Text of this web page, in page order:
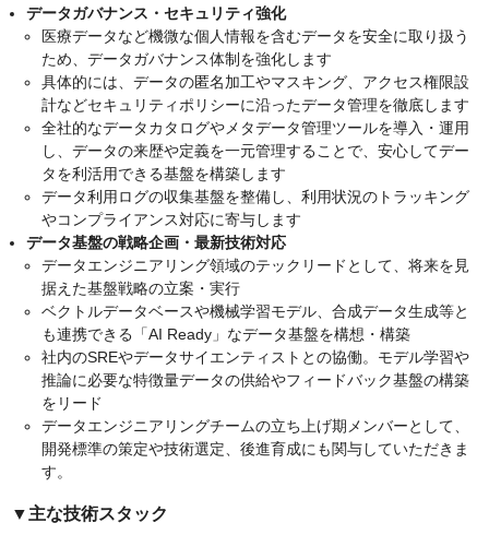
データガバナンス・セキュリティ強化
医療データなど機微な個人情報を含むデータを安全に取り扱う
ため、データガバナンス体制を強化します
具体的には、データの匿名加工やマスキング、アクセス権限設
計などセキュリティポリシーに沿ったデータ管理を徹底します
全社的なデータカタログやメタデータ管理ツールを導入・運用
し、データの来歴や定義を一元管理することで、安心してデー
タを利活用できる基盤を構築します
データ利用ログの収集基盤を整備し、利用状況のトラッキング
やコンプライアンス対応に寄与します
データ基盤の戦略企画・最新技術対応
データエンジニアリング領域のテックリードとして、将来を見
据えた基盤戦略の立案・実行
ベクトルデータベースや機械学習モデル、合成データ生成等と
も連携できる「AI Ready」なデータ基盤を構想・構築
社内のSREやデータサイエンティストとの協働。モデル学習や
推論に必要な特徴量データの供給やフィードバック基盤の構築
をリード
データエンジニアリングチームの立ち上げ期メンバーとして、
開発標準の策定や技術選定、後進育成にも関与していただきま
す。
▼主な技術スタック